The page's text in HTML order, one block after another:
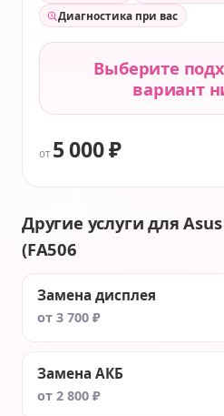
Диагностика при вас
Выберите
вариант
от 5 000 ₽
Другие услуги для
(FA506
Замена дисплея
от 3 700 ₽
Замена АКБ
от 2 800 ₽